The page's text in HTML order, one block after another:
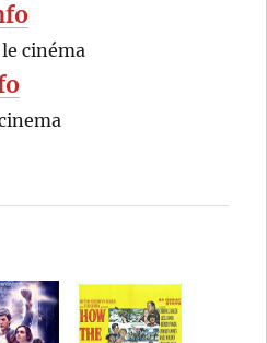
cinéma